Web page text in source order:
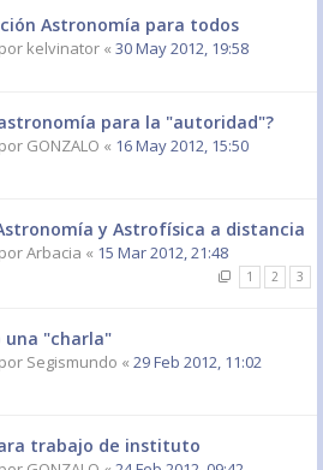
Astronomía para todos
kelvinator « 30 May 2012, 19:58
para la "autoridad"?
GONZALO « 16 May 2012, 15:50
y Astrofísica a distancia
Arbacia « 15 Mar 2012, 21:48
1 2 3
una "charla"
Segismundo « 29 Feb 2012, 11:02
trabajo de instituto